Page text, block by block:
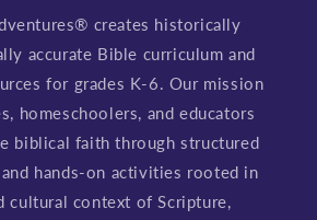
creates historically
accurate Bible curriculum and
for grades K-6. Our mission
homeschoolers, and educators
biblical faith through structured
hands-on activities rooted in
cultural context of Scripture,